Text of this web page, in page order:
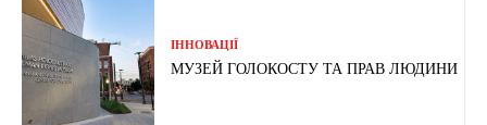
ІННОВАЦІЇ
МУЗЕЙ ГОЛОКОСТУ ТА ПРАВ ЛЮДИНИ